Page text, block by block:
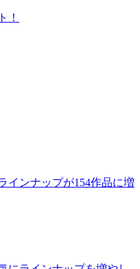
！
インナップが154作品に増